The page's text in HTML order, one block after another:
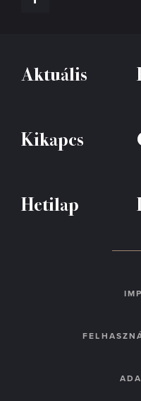
Aktuális
Kikapcs
Hetilap